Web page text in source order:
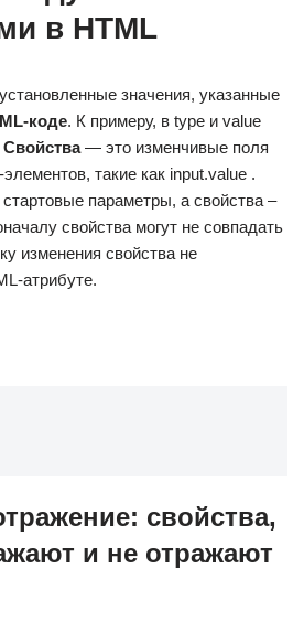
в HTML
значения, указанные
коде. К примеру, в type и value
Свойства— это изменчивые поля
такие как input.value .
параметры, а свойства –
свойства могут не совпадать
изменения свойства не
атрибуте.
свойства,
и не отражают